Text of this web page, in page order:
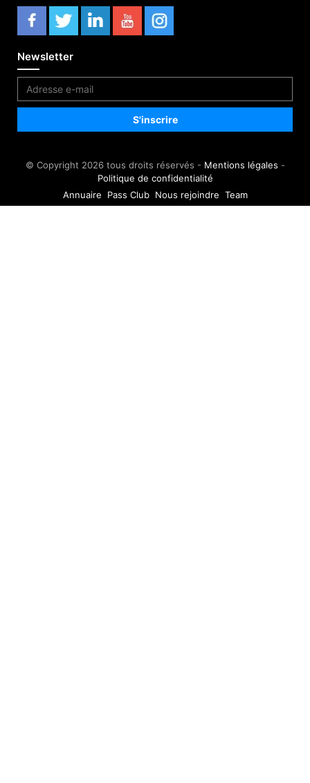
Newsletter
© Copyright 2026 tous droits réservés - Mentions légales -
Politique de confidentialité
Annuaire
Pass Club Nous rejoindre Team